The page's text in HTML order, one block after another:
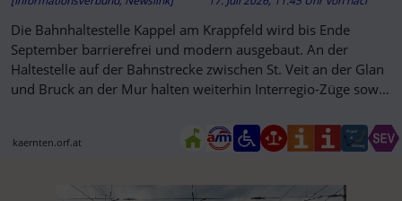
Die Bahnhaltestelle Kappel am Krappfeld wird bis Ende
September barrierefrei und modern ausgebaut. An der
Haltestelle auf der Bahnstrecke zwischen St. Veit an der Glan
und Bruck an der Mur halten weiterhin Interregio-Züge sowie
kaernten.orf.at